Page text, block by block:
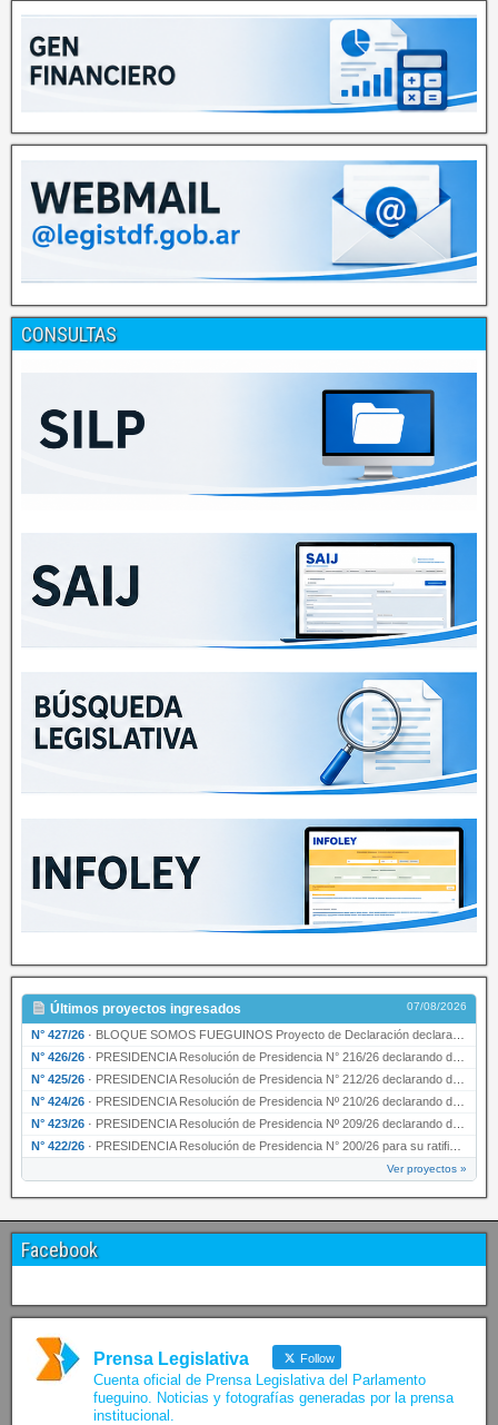
CONSULTAS
Últimos proyectos ingresados 07/08/2026
N° 427/26 · BLOQUE SOMOS FUEGUINOS Proyecto de Declaración declarando de interés provincial PRESIDENCI…
N° 426/26 · PRESIDENCIA Resolución de Presidencia N° 216/26 declarando de interés provincial la labor …
N° 425/26 · PRESIDENCIA Resolución de Presidencia N° 212/26 declarando de interés provincial el “50° A…
N° 424/26 · PRESIDENCIA Resolución de Presidencia Nº 210/26 declarando de interés provincial el proyec…
N° 423/26 · PRESIDENCIA Resolución de Presidencia Nº 209/26 declarando de interés provincial la presen…
N° 422/26 · PRESIDENCIA Resolución de Presidencia N° 200/26 para su ratificación.
Ver proyectos »
Facebook
Prensa Legislativa Follow
Cuenta oficial de Prensa Legislativa del Parlamento
fueguino. Noticias y fotografías generadas por la prensa
institucional.